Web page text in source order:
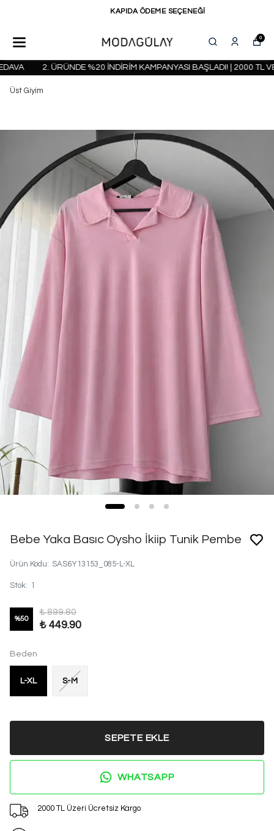
KAPIDA ÖDEME SEÇENEĞİ
0
2. ÜRÜNDE %20 İNDİRİM KAMPANYASI BAŞLADI! | 2000 TL VE
Üst Giyim
Bebe Yaka Basıc Oysho İkiip Tunik Pembe
Ürün Kodu: SAS6Y13153_085-L-XL
Stok: 1
%50
₺ 899.80
₺ 449.90
Beden
L-XL S-M
SEPETE EKLE
WHATSAPP
2000 TL Üzeri Ücretsiz Kargo